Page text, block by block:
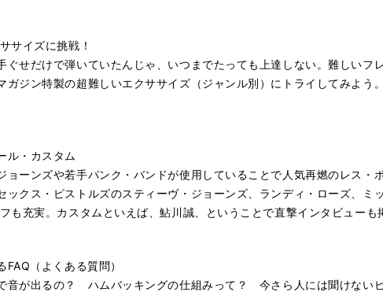
サイズに挑戦！
ぐせだけで弾いていたんじゃ、いつまでたっても上達しない。難しい
ガジン特製の超難しいエクササイズ（ジャンル別）にトライしてみよう
ル・カスタム
ョーンズや若手パンク・バンドが使用していることで人気再燃のレス
ックス・ピストルズのスティーヴ・ジョーンズ、ランディ・ローズ、ミ
も充実。カスタムといえば、鮎川誠、ということで直撃インタビューも
（よくある質問）
音が出るの？ ハムバッキングの仕組みって？ 今さら人には聞けない